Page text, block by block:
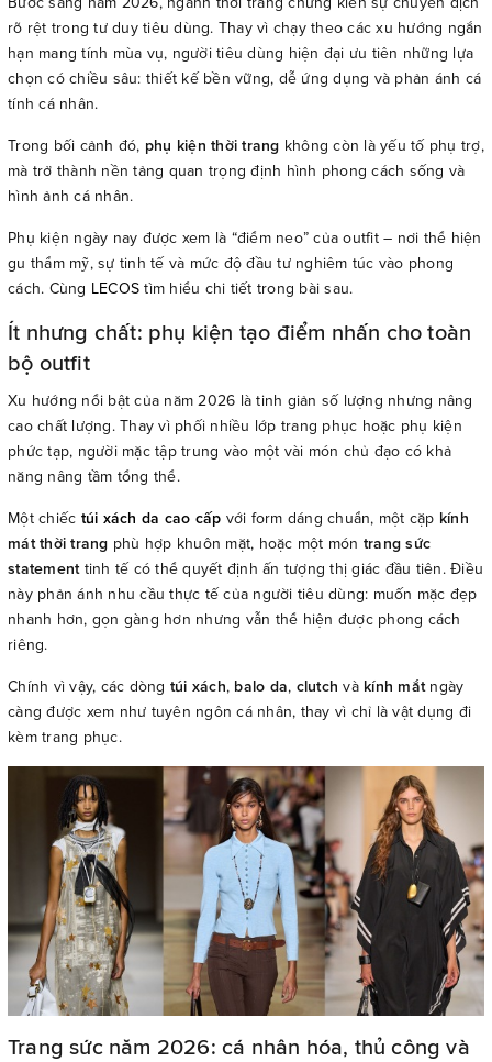
rõ rệt trong tư duy tiêu dùng. Thay vì chạy theo các xu hướng ngắn
hạn mang tính mùa vụ, người tiêu dùng hiện đại ưu tiên những lựa
chọn có chiều sâu: thiết kế bền vững, dễ ứng dụng và phản ánh cá
tính cá nhân.
Trong bối cảnh đó, phụ kiện thời trang không còn là yếu tố phụ trợ,
mà trở thành nền tảng quan trọng định hình phong cách sống và
hình ảnh cá nhân.
Phụ kiện ngày nay được xem là “điểm neo” của outfit – nơi thể hiện
gu thẩm mỹ, sự tinh tế và mức độ đầu tư nghiêm túc vào phong
cách. Cùng LECOS tìm hiểu chi tiết trong bài sau.
Ít nhưng chất: phụ kiện tạo điểm nhấn cho toàn
bộ outfit
Xu hướng nổi bật của năm 2026 là tinh giản số lượng nhưng nâng
cao chất lượng. Thay vì phối nhiều lớp trang phục hoặc phụ kiện
phức tạp, người mặc tập trung vào một vài món chủ đạo có khả
năng nâng tầm tổng thể.
Một chiếc túi xách da cao cấp với form dáng chuẩn, một cặp kính
mát thời trang phù hợp khuôn mặt, hoặc một món trang sức
statementtinh tế có thể quyết định ấn tượng thị giác đầu tiên. Điều
này phản ánh nhu cầu thực tế của người tiêu dùng: muốn mặc đẹp
nhanh hơn, gọn gàng hơn nhưng vẫn thể hiện được phong cách
riêng.
Chính vì vậy, các dòng túi xách, balo da, clutch và kính mắtngày
càng được xem như tuyên ngôn cá nhân, thay vì chỉ là vật dụng đi
kèm trang phục.
Trang sức năm 2026: cá nhân hóa, thủ công và